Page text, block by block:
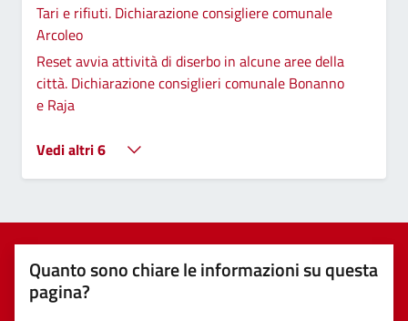
Tari e rifiuti. Dichiarazione consigliere comunale
Arcoleo
Reset avvia attività di diserbo in alcune aree della
città. Dichiarazione consiglieri comunale Bonanno
e Raja
Vedi altri 6
Quanto sono chiare le informazioni su questa
pagina?